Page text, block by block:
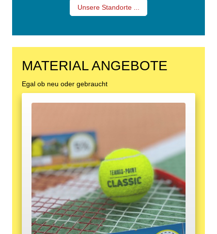
Unsere Standorte ...
MATERIAL ANGEBOTE
Egal ob neu oder gebraucht